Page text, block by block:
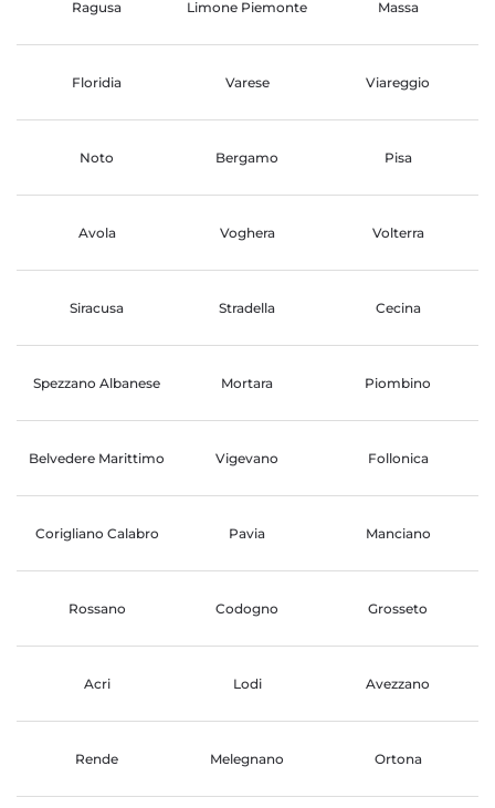
Ragusa Limone Piemonte Massa
Floridia Varese Viareggio
Noto Bergamo Pisa
Avola Voghera Volterra
Siracusa Stradella Cecina
Spezzano Albanese Mortara Piombino
Belvedere Marittimo Vigevano Follonica
Corigliano Calabro Pavia Manciano
Rossano Codogno Grosseto
Acri Lodi Avezzano
Rende Melegnano Ortona